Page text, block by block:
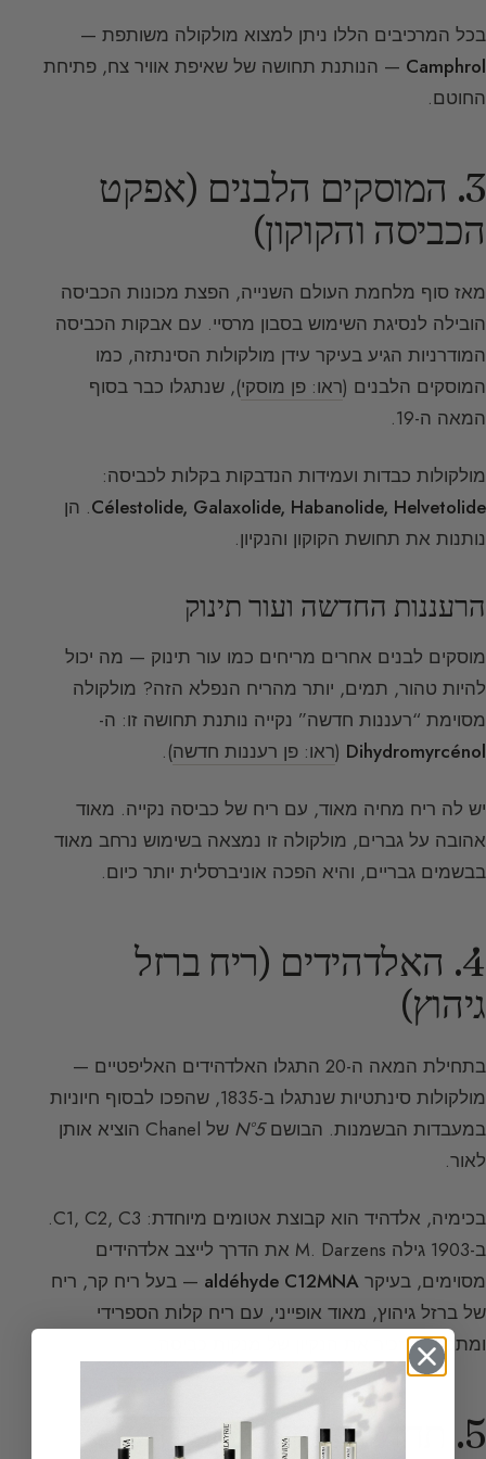
בכל המרכיבים הללו ניתן למצוא מולקולה משותפת —
Camphrol — הנותנת תחושה של שאיפת אוויר צח, פתיחת
החוטם.
3. המוסקים הלבנים (אפקט
הכביסה והקוקון)
מאז סוף מלחמת העולם השנייה, הפצת מכונות הכביסה
הובילה לנסיגת השימוש בסבון מרסיי. עם אבקות הכביסה
המודרניות הגיע בעיקר עידן מולקולות הסינתזה, כמו
המוסקים הלבנים (ראו: פן מוסקי), שנתגלו כבר בסוף
המאה ה-19.
מולקולות כבדות ועמידות הנדבקות בקלות לכביסה:
Célestolide, Galaxolide, Habanolide, Helvetolide. הן
נותנות את תחושת הקוקון והנקיון.
הרעננות החדשה ועור תינוק
מוסקים לבנים אחרים מריחים כמו עור תינוק — מה יכול
להיות טהור, תמים, יותר מהריח הנפלא הזה? מולקולה
מסוימת “רעננות חדשה” נקייה נותנת תחושה זו: ה-
Dihydromyrcénol
(ראו: פן רעננות חדשה).
יש לה ריח מחיה מאוד, עם ריח של כביסה נקייה. מאוד
אהובה על גברים, מולקולה זו נמצאה בשימוש נרחב מאוד
בבשמים גבריים, והיא הפכה אוניברסלית יותר כיום.
4. האלדהידים (ריח ברזל
גיהוץ)
בתחילת המאה ה-20 התגלו האלדהידים האליפטיים —
מולקולות סינתטיות שנתגלו ב-1835, שהפכו לבסוף חיוניות
במעבדות הבשמנות. הבושםN°5
של Chanel הוציא אותן
לאור.
בכימיה, אלדהיד הוא קבוצת אטומים מיוחדת: C1, C2, C3.
ב-1903 גילה M. Darzens את הדרך לייצב אלדהידים
מסוימים, בעיקר aldéhyde C12MNA — בעל ריח קר, ריח
של ברזל גיהוץ, מאוד אופייני, עם ריח קלות הספרידי
ומתכתי, מזכיר את הנקיון של מנקות כביסה.
5. תחושות נקיון נוספות